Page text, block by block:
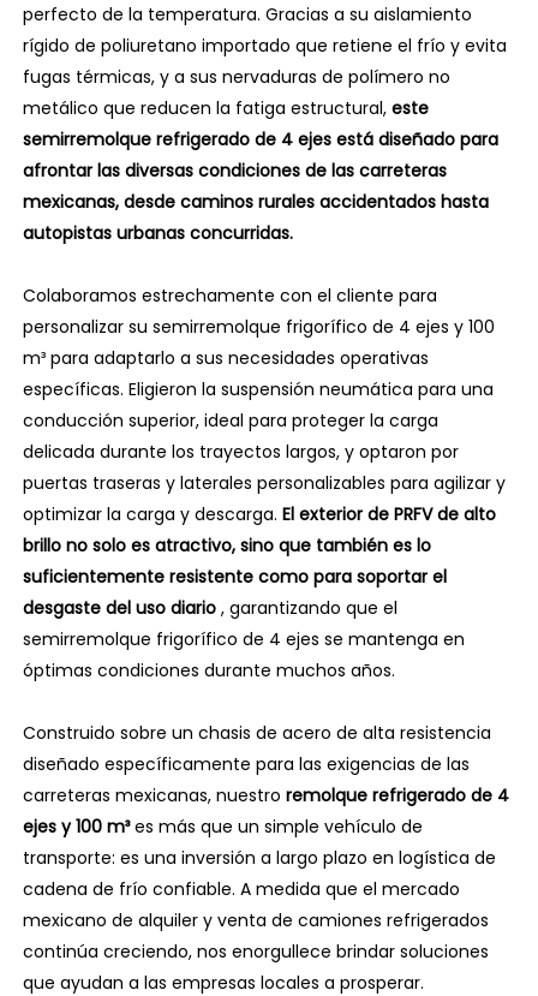
perfecto de la temperatura. Gracias a su aislamiento
rígido de poliuretano importado que retiene el frío y evita
fugas térmicas, y a sus nervaduras de polímero no
metálico que reducen la fatiga estructural,este
semirremolque refrigerado de 4 ejes está diseñado para
afrontar las diversas condiciones de las carreteras
mexicanas, desde caminos rurales accidentados hasta
autopistas urbanas concurridas.
Colaboramos estrechamente con el cliente para
personalizar su semirremolque frigorífico de 4 ejes y 100
m³ para adaptarlo a sus necesidades operativas
específicas. Eligieron la suspensión neumática para una
conducción superior, ideal para proteger la carga
delicada durante los trayectos largos, y optaron por
puertas traseras y laterales personalizables para agilizar y
optimizar la carga y descarga.El exterior de PRFV de alto
brillo no solo es atractivo, sino que también es lo
suficientemente resistente como para soportar el
desgaste del uso diario , garantizando que el
semirremolque frigorífico de 4 ejes se mantenga en
óptimas condiciones durante muchos años.
Construido sobre un chasis de acero de alta resistencia
diseñado específicamente para las exigencias de las
carreteras mexicanas, nuestroremolque refrigerado de 4
ejes y 100 m³es más que un simple vehículo de
transporte: es una inversión a largo plazo en logística de
cadena de frío confiable. A medida que el mercado
mexicano de alquiler y venta de camiones refrigerados
continúa creciendo, nos enorgullece brindar soluciones
que ayudan a las empresas locales a prosperar.